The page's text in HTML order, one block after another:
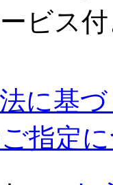
ービス
に基
指定